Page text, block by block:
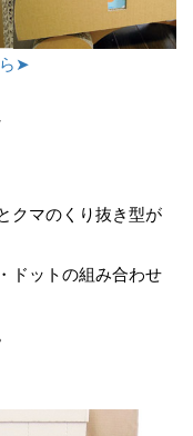
➤
クマのくり抜き型が
ドットの組み合わせ